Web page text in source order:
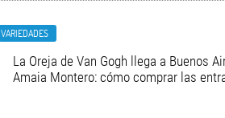
VARIEDADES
La Oreja de Van Gogh llega a Buenos
Amaia Montero: cómo comprar las